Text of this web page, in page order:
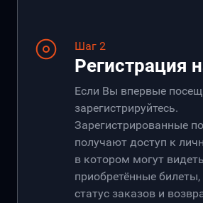
Шаг 2
Регистрация
Если Вы впервые
зарегистрируйтесь.
Зарегистрированные
получают доступ к
в котором могут
приобретённые
статус заказов и